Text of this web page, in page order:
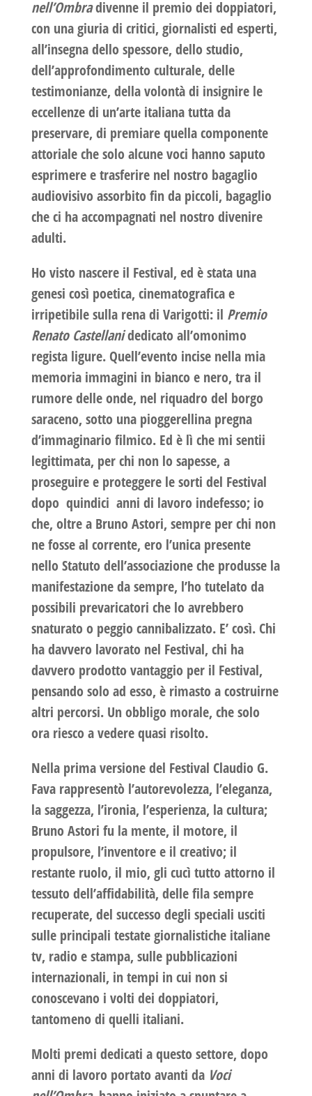
nell’Ombradivenne il premio dei doppiatori,
con una giuria di critici, giornalisti ed esperti,
all’insegna dello spessore, dello studio,
dell’approfondimento culturale, delle
testimonianze, della volontà di insignire le
eccellenze di un’arte italiana tutta da
preservare, di premiare quella componente
attoriale che solo alcune voci hanno saputo
esprimere e trasferire nel nostro bagaglio
audiovisivo assorbito fin da piccoli, bagaglio
che ci ha accompagnati nel nostro divenire
adulti.
Ho visto nascere il Festival, ed è stata una
genesi così poetica, cinematografica e
irripetibile sulla rena di Varigotti: il Premio
Renato Castellanidedicato all’omonimo
regista ligure. Quell’evento incise nella mia
memoria immagini in bianco e nero, tra il
rumore delle onde, nel riquadro del borgo
saraceno, sotto una pioggerellina pregna
d’immaginario filmico. Ed è lì che mi sentii
legittimata, per chi non lo sapesse, a
proseguire e proteggere le sorti del Festival
dopo quindici anni di lavoro indefesso; io
che, oltre a Bruno Astori, sempre per chi non
ne fosse al corrente, ero l’unica presente
nello Statuto dell’associazione che produsse la
manifestazione da sempre, l’ho tutelato da
possibili prevaricatori che lo avrebbero
snaturato o peggio cannibalizzato. E’ così. Chi
ha davvero lavorato nel Festival, chi ha
davvero prodotto vantaggio per il Festival,
pensando solo ad esso, è rimasto a costruirne
altri percorsi. Un obbligo morale, che solo
ora riesco a vedere quasi risolto.
Nella prima versione del Festival Claudio G.
Fava rappresentò l’autorevolezza, l’eleganza,
la saggezza, l’ironia, l’esperienza, la cultura;
Bruno Astori fu la mente, il motore, il
propulsore, l’inventore e il creativo; il
restante ruolo, il mio, gli cucì tutto attorno il
tessuto dell’affidabilità, delle fila sempre
recuperate, del successo degli speciali usciti
sulle principali testate giornalistiche italiane
tv, radio e stampa, sulle pubblicazioni
internazionali, in tempi in cui non si
conoscevano i volti dei doppiatori,
tantomeno di quelli italiani.
Molti premi dedicati a questo settore, dopo
anni di lavoro portato avanti da Voci